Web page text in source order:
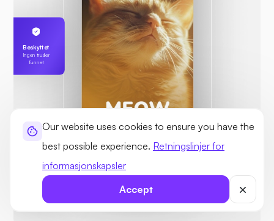
Our website uses cookies to ensure you have the
best possible experience. Retningslinjer for
informasjonskapsler
Accept
Beskyttet
Ingen trusler
funnet